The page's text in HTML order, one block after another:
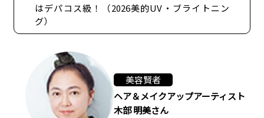
はデパコス級！（2026美的UV・ブライトニン
グ）
美容賢者
ヘア＆メイクアップアーティスト
木部 明美さん